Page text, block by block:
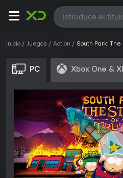
Todas
Inicio Juegos Action South Park: The
PC Xbox One &